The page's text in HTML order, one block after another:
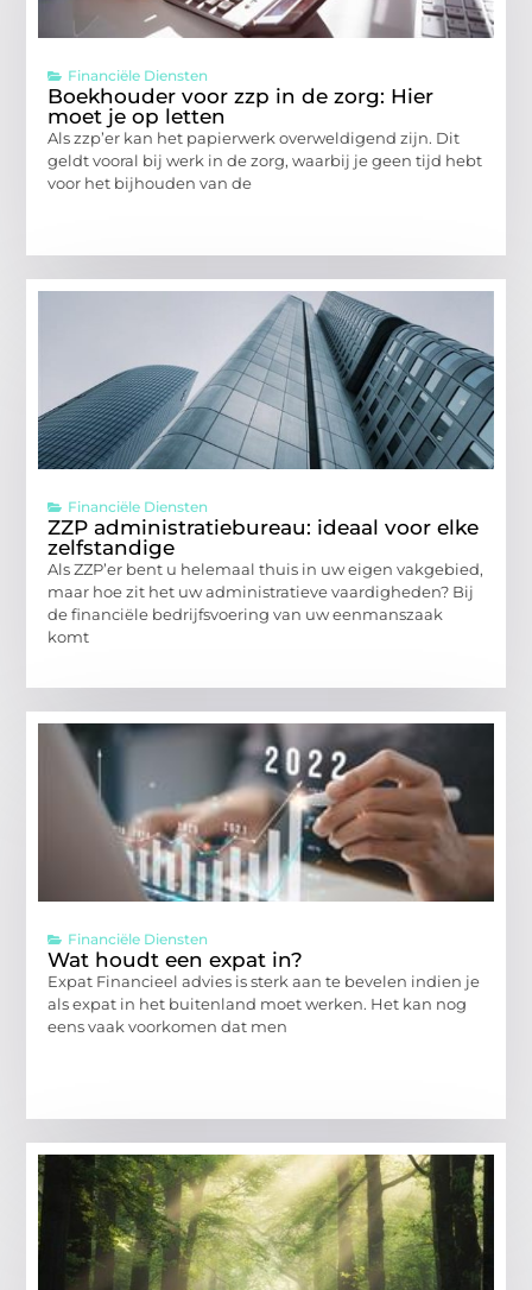
Financiële Diensten
Boekhouder voor zzp in de zorg: Hier
moet je op letten
Als zzp’er kan het papierwerk overweldigend zijn. Dit
geldt vooral bij werk in de zorg, waarbij je geen tijd hebt
voor het bijhouden van de
Financiële Diensten
ZZP administratiebureau: ideaal voor elke
zelfstandige
Als ZZP’er bent u helemaal thuis in uw eigen vakgebied,
maar hoe zit het uw administratieve vaardigheden? Bij
de financiële bedrijfsvoering van uw eenmanszaak
komt
Financiële Diensten
Wat houdt een expat in?
Expat Financieel advies is sterk aan te bevelen indien je
als expat in het buitenland moet werken. Het kan nog
eens vaak voorkomen dat men